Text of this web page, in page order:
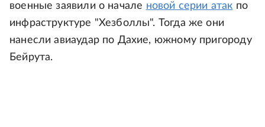
военные заявили о начале новой серии атак по
инфраструктуре "Хезболлы". Тогда же они
нанесли авиаудар по Дахие, южному пригороду
Бейрута.